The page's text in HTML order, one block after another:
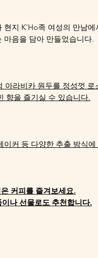
현지 K'Ho족 여성의 만남
마음을 담아 만들었습니다.
아라비카 원두를 정성껏
향을 즐기실 수 있습니다.
이커 등 다양한 추출 방식
커피를 즐겨보세요.
나 선물로도 추천합니다.